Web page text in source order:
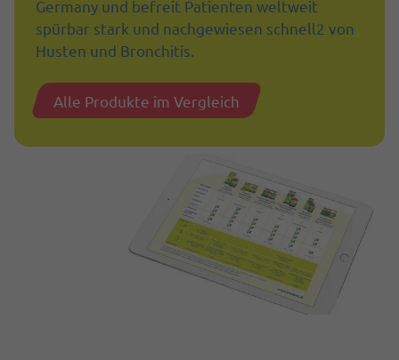
Germany und befreit Patienten weltweit
spürbar stark und nachgewiesen schnell2 von
Husten und Bronchitis.
Alle Produkte im Vergleich